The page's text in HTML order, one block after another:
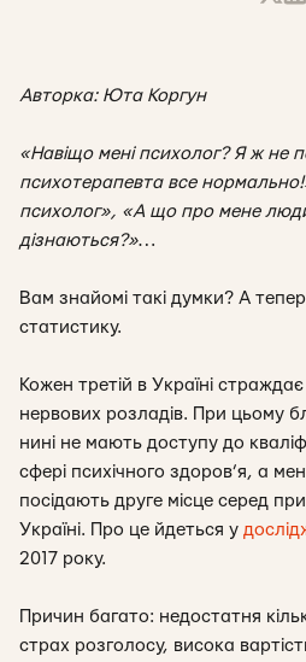
Авторка: Юта Коргун
«Навіщо мені психолог? Я ж не
психотерапевта все
психолог», «А що про мене
дізнаються?»…
Вам знайомі такі думки? А
статистику.
Кожен третій в Україні страждає
нервових розладів. При цьому
нині не мають доступу до
сфері психічного здоров’я, а
посідають друге місце серед
Україні. Про це йдеться у
2017 року.
Причин багато: недостатня
страх розголосу, висока